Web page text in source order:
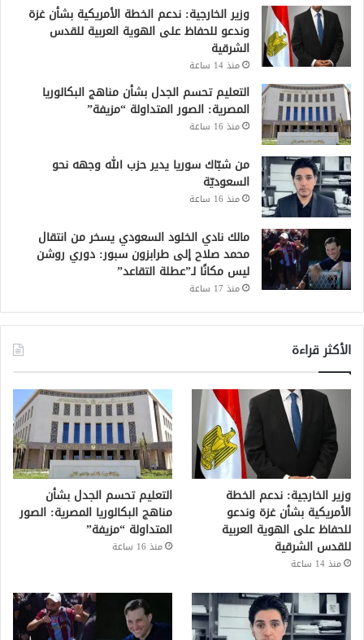
وزير الخارجية: ندعم الخطة الأمريكية بشأن غزة
وندعو للحفاظ على الهوية العربية للقدس
الشرقية
منذ 14 ساعة
التعليم تحسم الجدل بشأن مناهج البكالوريا
المصرية: الصور المتداولة “مزيفة”
منذ 16 ساعة
من شبّاك سوريا يدير حزب الله وجهه نحو
السعوديّة
منذ 16 ساعة
مالك نادي الخلود السعودي يسخر من انتقال
محمد صلاح إلى طرابزون سبور: دوري روشن
ليس مكانًا لـ”عطلة التقاعد”
منذ 17 ساعة
الأكثر قراءة
وزير الخارجية: ندعم الخطة
الأمريكية بشأن غزة وندعو
للحفاظ على الهوية العربية
للقدس الشرقية
منذ 14 ساعة
التعليم تحسم الجدل بشأن
مناهج البكالوريا المصرية: الصور
المتداولة “مزيفة”
منذ 16 ساعة